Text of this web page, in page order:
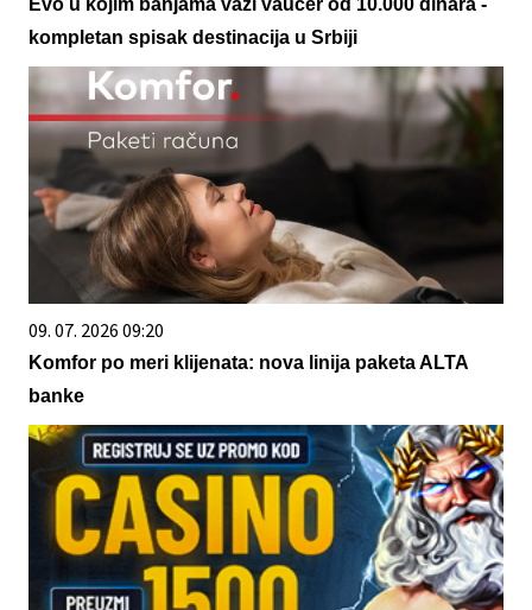
kompletan spisak destinacija u Srbiji
09. 07. 2026 09:20
Komfor po meri klijenata: nova linija paketa ALTA
banke